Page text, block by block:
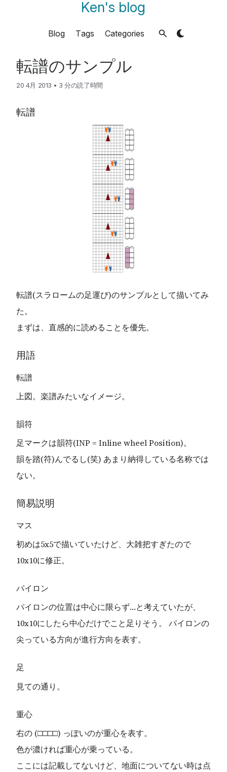
Ken's blog
Blog Tags Categories
転譜のサンプル
20 4月 2013 • 3 分の読了時間
転譜
転譜(スラロームの足運び)のサンプルとして描いてみ
た。
まずは、直感的に読めることを優先。
用語
転譜
上図。楽譜みたいなイメージ。
韻符
足マークは韻符(INP = Inline wheel Position)。
韻を踏(符)んでるし(笑) あまり納得している名称では
ない。
簡易説明
マス
初めは5x5で描いていたけど、大雑把すぎたので
10x10に修正。
パイロン
パイロンの位置は中心に限らず…と考えていたが、
10x10にしたら中心だけでこと足りそう。 パイロンの
尖っている方向が進行方向を表す。
足
見ての通り。
重心
右の (□□□□) っぽいのが重心を表す。
色が濃ければ重心が乗っている。
ここには記載してないけど、地面についてない時は点